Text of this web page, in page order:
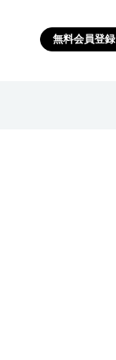
無料会員登録